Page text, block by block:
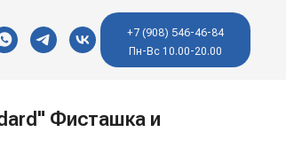
+7 (908) 546-46-84
Пн-Вс 10.00-20.00
Фисташка и